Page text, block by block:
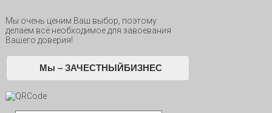
Мы очень ценим Ваш выбор, поэтому
делаем всё необходимое для завоевания
Вашего доверия!
Мы – ЗАЧЕСТНЫЙБИЗНЕС